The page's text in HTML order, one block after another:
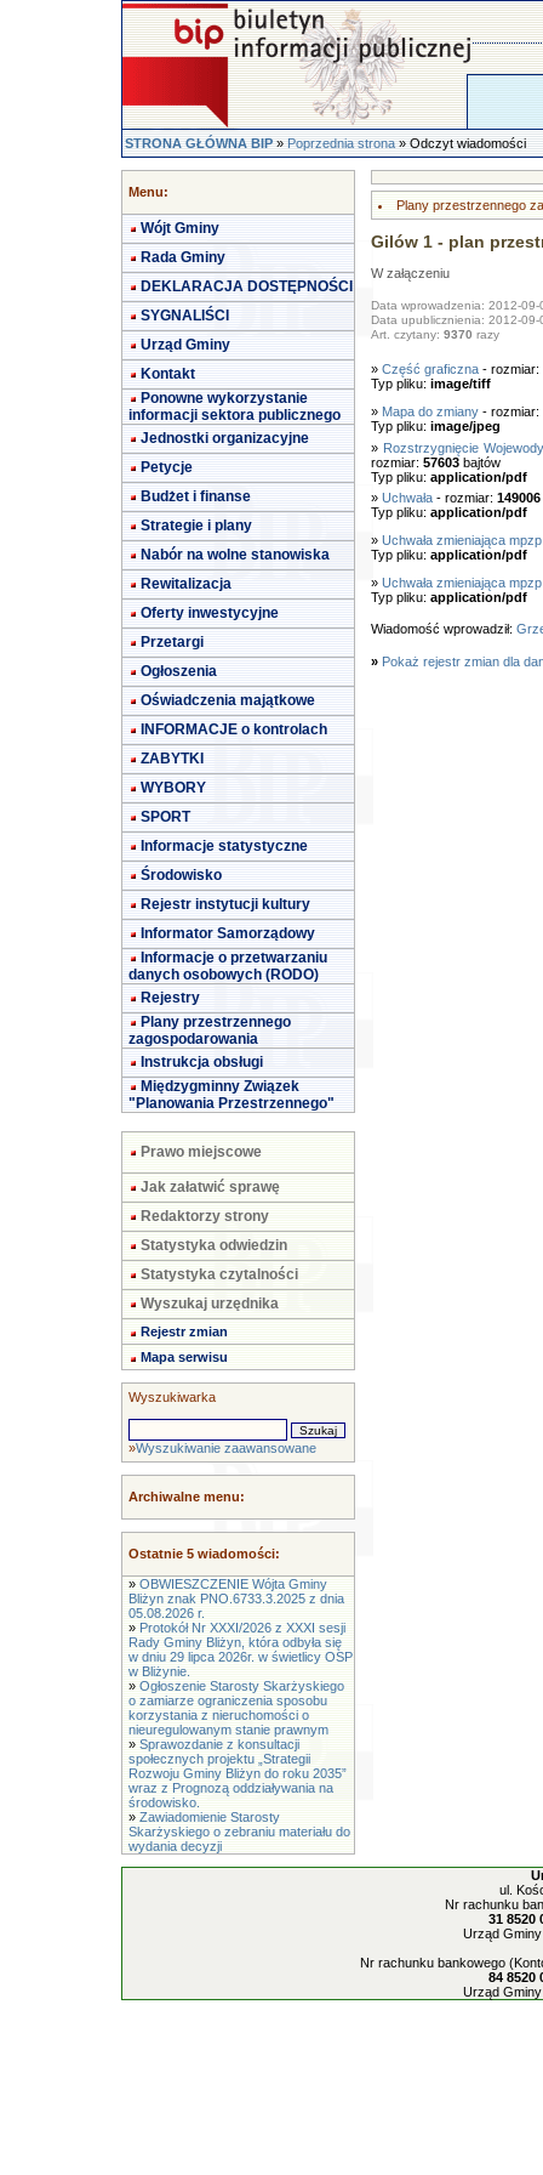
STRONA GŁÓWNA BIP»Poprzednia strona» Odczyt wiadomości
Menu:
Wójt Gminy
Rada Gminy
DEKLARACJA DOSTĘPNOŚCI
SYGNALIŚCI
Urząd Gminy
Kontakt
Ponowne wykorzystanie
informacji sektora publicznego
Jednostki organizacyjne
Petycje
Budżet i finanse
Strategie i plany
Nabór na wolne stanowiska
Rewitalizacja
Oferty inwestycyjne
Przetargi
Ogłoszenia
Oświadczenia majątkowe
INFORMACJE o kontrolach
ZABYTKI
WYBORY
SPORT
Informacje statystyczne
Środowisko
Rejestr instytucji kultury
Informator Samorządowy
Informacje o przetwarzaniu
danych osobowych (RODO)
Rejestry
Plany przestrzennego
zagospodarowania
Instrukcja obsługi
Międzygminny Związek
"Planowania Przestrzennego"
Prawo miejscowe
Jak załatwić sprawę
Redaktorzy strony
Statystyka odwiedzin
Statystyka czytalności
Wyszukaj urzędnika
Rejestr zmian
Mapa serwisu
Wyszukiwarka
»Wyszukiwanie zaawansowane
Archiwalne menu:
Ostatnie 5 wiadomości:
» OBWIESZCZENIE Wójta Gminy
Bliżyn znak PNO.6733.3.2025 z dnia
05.08.2026 r.
» Protokół Nr XXXI/2026 z XXXI sesji
Rady Gminy Bliżyn, która odbyła się
w dniu 29 lipca 2026r. w świetlicy OSP
w Bliżynie.
» Ogłoszenie Starosty Skarżyskiego
o zamiarze ograniczenia sposobu
korzystania z nieruchomości o
nieuregulowanym stanie prawnym
» Sprawozdanie z konsultacji
społecznych projektu „Strategii
Rozwoju Gminy Bliżyn do roku 2035”
wraz z Prognozą oddziaływania na
środowisko.
» Zawiadomienie Starosty
Skarżyskiego o zebraniu materiału do
wydania decyzji
Plany przestrzennego
Gilów 1 - plan
W załączeniu
Data wprowadzenia: 2012-09-
Data upublicznienia: 2012-09-
Art. czytany: 9370 razy
» Część graficzna- rozmiar:
Typ pliku: image/tiff
» Mapa do zmiany- rozmiar:
Typ pliku: image/jpeg
» Rozstrzygnięcie
rozmiar: 57603bajtów
Typ pliku: application/pdf
» Uchwała- rozmiar: 149006
Typ pliku: application/pdf
» Uchwała zmieniająca
Typ pliku: application/pdf
» Uchwała zmieniająca
Typ pliku: application/pdf
Wiadomość wprowadził:
» Pokaż rejestr zmian dla
ul.
Nr rachunku
31 8520
Urząd
Nr rachunku bankowego
84 8520
Urząd